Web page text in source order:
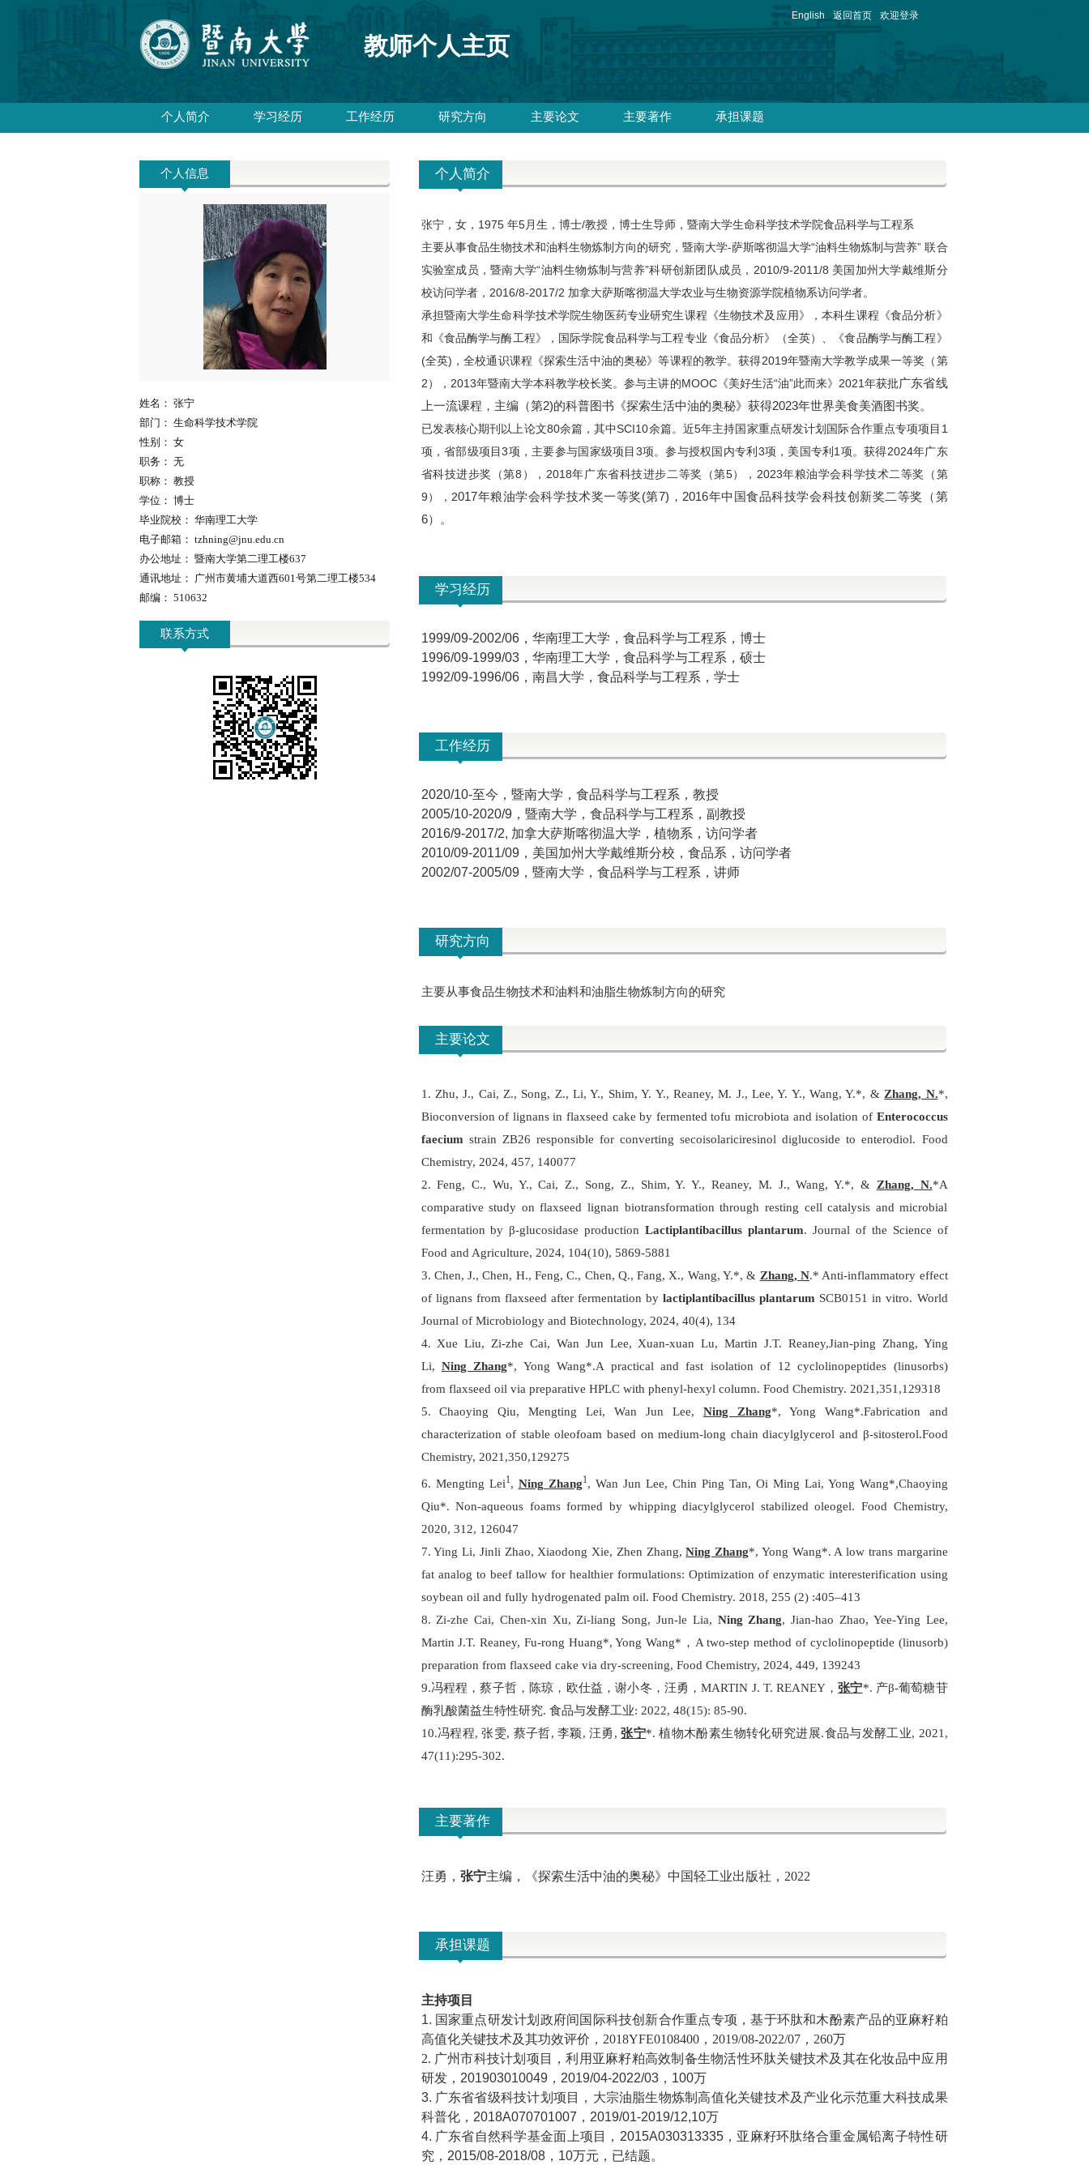
教师个人主页
English 返回首页 欢迎登录
个人简介 学习经历 工作经历 研究方向 主要论文 主要著作 承担课题
个人信息
姓名： 张宁
部门： 生命科学技术学院
性别： 女
职务： 无
职称： 教授
学位： 博士
毕业院校： 华南理工大学
电子邮箱： tzhning@jnu.edu.cn
办公地址： 暨南大学第二理工楼637
通讯地址： 广州市黄埔大道西601号第二理工楼534
邮编： 510632
联系方式
个人简介
张宁，女， 1975 年5月生，博士/教授，博士生导师，暨南大学生命科学技术学院食品科学与工程系
主要从事食品生物技术和油料生物炼制方向的研究，暨南大学-萨斯喀彻温大学“油料生物炼制与营养” 联合
实验室成员，暨南大学“油料生物炼制与营养”科研创新团队成员， 2010/9-2011/8 美国加州大学戴维斯分
校访问学者， 2016/8-2017/2 加拿大萨斯喀彻温大学农业与生物资源学院植物系访问学者。
承担暨南大学生命科学技术学院生物医药专业研究生课程《生物技术及应用》，本科生课程《食品分析》
和《食品酶学与酶工程》，国际学院食品科学与工程专业《食品分析》（全英）、《食品酶学与酶工程》
(全英)，全校通识课程《探索生活中油的奥秘》等课程的教学。获得2019年暨南大学教学成果一等奖（第
2）， 2013年暨南大学本科教学校长奖。参与主讲的MOOC《美好生活“油”此而来》2021年获批广东省线
上一流课程，主编（第2)的科普图书《探索生活中油的奥秘》获得2023年世界美食美酒图书奖。
已发表核心期刊以上论文80余篇，其中SCI10余篇。近5年主持国家重点研发计划国际合作重点专项项目1
项，省部级项目3项，主要参与国家级项目 3项。参与授权国内专利3项，美国专利 1 项。获得2024年广东
省科技进步奖（第8）， 2018年广东省科技进步二等奖（第5），2023年粮油学会科学技术二等奖（第
9），2017年粮油学会科学技术奖一等奖(第7) ， 2016年中国食品科技学会科技创新奖二等奖（第
6）。
学习经历
1999/09-2002/06，华南理工大学，食品科学与工程系，博士
1996/09-1999/03，华南理工大学，食品科学与工程系，硕士
1992/09-1996/06，南昌大学，食品科学与工程系，学士
工作经历
2020/10-至今，暨南大学，食品科学与工程系，教授
2005/10-2020/9，暨南大学，食品科学与工程系，副教授
2016/9-2017/2, 加拿大萨斯喀彻温大学，植物系，访问学者
2010/09-2011/09，美国加州大学戴维斯分校，食品系，访问学者
2002/07-2005/09，暨南大学，食品科学与工程系，讲师
研究方向
主要从事食品生物技术和油料和油脂生物炼制方向的研究
主要论文
1. Zhu, J., Cai, Z., Song, Z., Li, Y., Shim, Y. Y., Reaney, M. J., Lee, Y. Y., Wang, Y.*, & Zhang, N.*,
Bioconversion of lignans in flaxseed cake by fermented tofu microbiota and isolation of Enterococcus
faecium strain ZB26 responsible for converting secoisolariciresinol diglucoside to enterodiol. Food
Chemistry, 2024, 457, 140077
2. Feng, C., Wu, Y., Cai, Z., Song, Z., Shim, Y. Y., Reaney, M. J., Wang, Y.*, & Zhang, N.*A
comparative study on flaxseed lignan biotransformation through resting cell catalysis and microbial
fermentation by β‐glucosidase productionLactiplantibacillus plantarum. Journal of the Science of
Food and Agriculture, 2024, 104(10), 5869-5881
3. Chen, J., Chen, H., Feng, C., Chen, Q., Fang, X., Wang, Y.*, & Zhang, N.* Anti-inflammatory effect
of lignans from flaxseed after fermentation bylactiplantibacillus plantarum SCB0151 in vitro. World
Journal of Microbiology and Biotechnology, 2024, 40(4), 134
4. Xue Liu, Zi-zhe Cai, Wan Jun Lee, Xuan-xuan Lu, Martin J.T. Reaney,Jian-ping Zhang, Ying
Li, Ning Zhang*, Yong Wang*.A practical and fast isolation of 12 cyclolinopeptides (linusorbs)
from flaxseed oil via preparative HPLC with phenyl-hexyl column. Food Chemistry. 2021,351,129318
5. Chaoying Qiu, Mengting Lei, Wan Jun Lee, Ning Zhang*, Yong Wang*.Fabrication and
characterization of stable oleofoam based on medium-long chain diacylglycerol and β-sitosterol.Food
Chemistry, 2021,350,129275
6. Mengting Lei1, Ning Zhang1, Wan Jun Lee, Chin Ping Tan, Oi Ming Lai, Yong Wang*,Chaoying
Qiu*. Non-aqueous foams formed by whipping diacylglycerol stabilized oleogel. Food Chemistry,
2020, 312, 126047
7. Ying Li, Jinli Zhao, Xiaodong Xie, Zhen Zhang,Ning Zhang*, Yong Wang*. A low trans margarine
fat analog to beef tallow for healthier formulations: Optimization of enzymatic interesterification using
soybean oil and fully hydrogenated palm oil. Food Chemistry. 2018, 255 (2) :405–413
8. Zi-zhe Cai, Chen-xin Xu, Zi-liang Song, Jun-le Lia, Ning Zhang, Jian-hao Zhao, Yee-Ying Lee,
Martin J.T. Reaney, Fu-rong Huang*, Yong Wang* ， A two-step method of cyclolinopeptide (linusorb)
preparation from flaxseed cake via dry-screening, Food Chemistry, 2024, 449, 139243
9.冯程程，蔡子哲，陈琼，欧仕益，谢小冬，汪勇，MARTIN J. T. REANEY，张宁*. 产β-葡萄糖苷
酶乳酸菌益生特性研究. 食品与发酵工业: 2022, 48(15): 85-90.
10.冯程程,张雯, 蔡子哲, 李颖,汪勇 ,张宁*.植物木酚素生物转化研究进展.食品与发酵工业, 2021,
47(11):295-302.
主要著作
汪勇， 张宁主编，《探索生活中油的奥秘》中国轻工业出版社，2022
承担课题
主持项目
1. 国家重点研发计划政府间国际科技创新合作重点专项，基于环肽和木酚素产品的亚麻籽粕
高值化关键技术及其功效评价， 2018YFE0108400， 2019/08-2022/07， 260万
2. 广州市科技计划项目，利用亚麻籽粕高效制备生物活性环肽关键技术及其在化妆品中应用
研发， 201903010049， 2019/04-2022/03， 100万
3. 广东省省级科技计划项目，大宗油脂生物炼制高值化关键技术及产业化示范重大科技成果
科普化， 2018A070701007 ， 2019/01-2019/12,10万
4. 广东省自然科学基金面上项目， 2015A030313335，亚麻籽环肽络合重金属铅离子特性研
究， 2015/08-2018/08， 10万元，已结题。